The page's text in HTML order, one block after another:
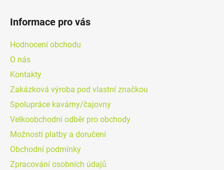
Informace pro vás
Hodnocení obchodu
O nás
Kontakty
Zakázková výroba pod vlastní značkou
Spolupráce kavárny/čajovny
Velkoobchodní odběr pro obchody
Možnosti platby a doručení
Obchodní podmínky
Zpracování osobních údajů